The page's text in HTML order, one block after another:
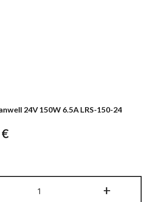
24V 150W 6.5A LRS-150-24
€
Meanwell
+